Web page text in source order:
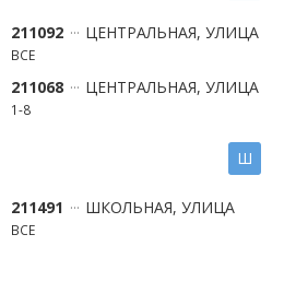
211092 ЦЕНТРАЛЬНАЯ, УЛИЦА
ВСЕ
211068 ЦЕНТРАЛЬНАЯ, УЛИЦА
1-8
Ш
211491 ШКОЛЬНАЯ, УЛИЦА
ВСЕ